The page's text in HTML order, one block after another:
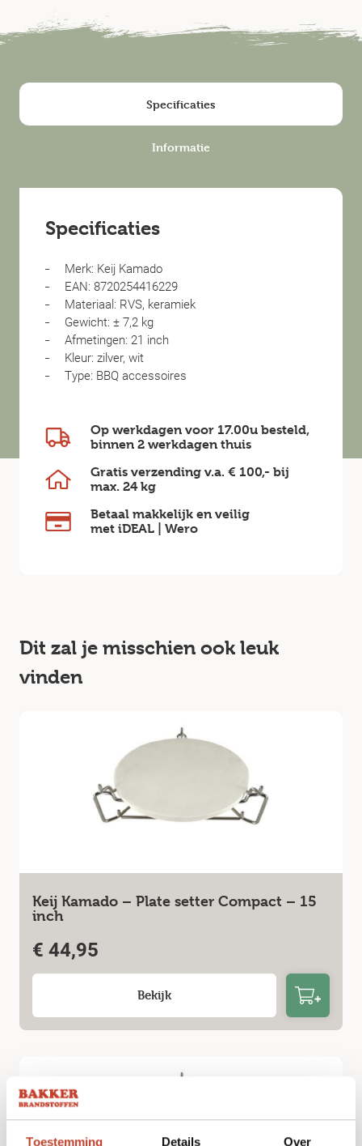
Toestemming Details Over
Specificaties
Informatie
Specificaties
Merk: Keij Kamado
EAN: 8720254416229
Materiaal: RVS, keramiek
Gewicht: ± 7,2 kg
Afmetingen: 21 inch
Kleur: zilver, wit
Type: BBQ accessoires
Op werkdagen voor 17.00u besteld,
binnen 2 werkdagen thuis
Gratis verzending v.a. € 100,- bij
max. 24 kg
Betaal makkelijk en veilig
met iDEAL | Wero
Dit zal je misschien ook leuk
vinden
Keij Kamado – Plate setter Compact – 15
inch
€ 44,95
Bekijk